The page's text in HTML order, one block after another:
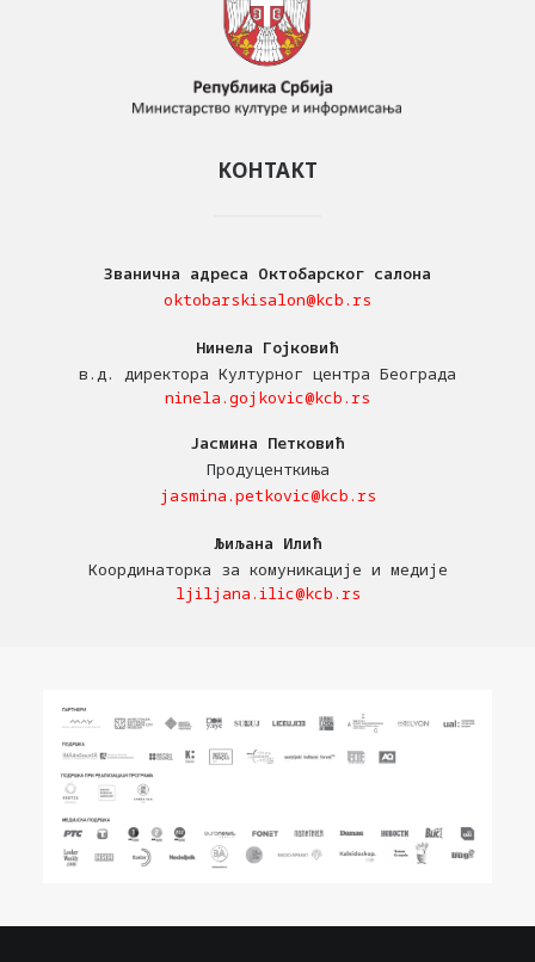
КОНТАКТ
Званична адреса Октобарског салона
oktobarskisalon@kcb.rs
Нинела Гојковић
в.д. директора Културног центра Београда
ninela.gojkovic@kcb.rs
Јасмина Петковић
Продуценткиња
jasmina.petkovic@kcb.rs
Љиљана Илић
Координаторка за комуникације и медије
ljiljana.ilic@kcb.rs